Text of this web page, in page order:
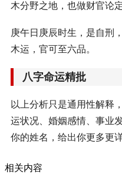
木分野之地，也做财官论
庚午日庚辰时生，是自刑
木运，官可至六品。
八字命运精批
以上分析只是通用性解释
运状况、婚姻感情、事业
你的姓名，给出你更多更
相关内容